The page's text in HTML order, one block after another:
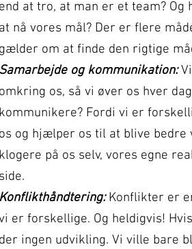
at tro, at man er et team?
nå vores mål? Der er flere
om at finde den rigtige
og kommunikation:Vi
os, så vi øver os hver
Fordi vi er
og hjælper os til at blive bedre
på os selv, vores egne
Konflikter er
er forskellige. Og heldigvis!
ingen udvikling. Vi ville bare